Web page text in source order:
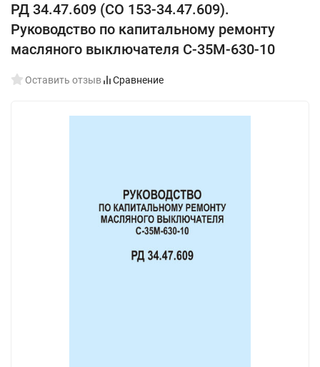
РД 34.47.609 (СО 153-34.47.609).
Руководство по капитальному ремонту
масляного выключателя С-35М-630-10
Оставить отзыв Сравнение